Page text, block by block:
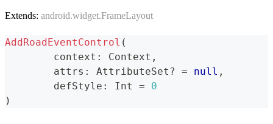
Extends: android.widget.FrameLayout
AddRoadEventControl (
	context
: Context ,
	attrs
: AttributeSet ? = null ,
	defStyle
: Int =
0
)